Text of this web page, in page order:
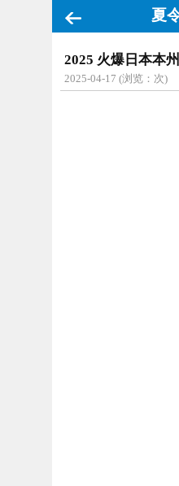
夏
2025 火爆日本本
2025-04-17 (浏览： 次)